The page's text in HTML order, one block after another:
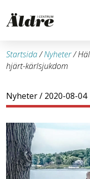
Startsida/Nyheter/
hjärt-kärlsjukdom
Nyheter/ 2020-08-04